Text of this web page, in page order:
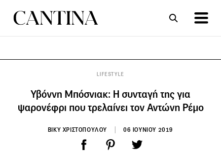
LIFESTYLE
Υβόννη Μπόσνιακ: Η συνταγή της για
ψαρονέφρι που τρελαίνει τον Αντώνη Ρέμο
ΒΙΚΥ ΧΡΙΣΤΟΠΟΥΛΟΥ 06 ΙΟΥΝΙΟΥ 2019